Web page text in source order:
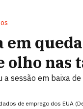
em
olho nas
a sessão em baixa
de emprego dos EUA